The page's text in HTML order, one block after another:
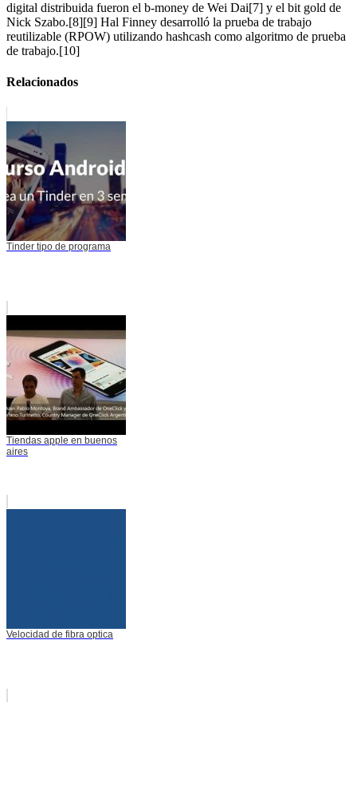
digital distribuida fueron el b-money de Wei Dai[7] y el bit gold de
Nick Szabo.[8][9] Hal Finney desarrolló la prueba de trabajo
reutilizable (RPOW) utilizando hashcash como algoritmo de prueba
de trabajo.[10]
Relacionados
Tinder tipo de programa
Tiendas apple en buenos
aires
Velocidad de fibra optica